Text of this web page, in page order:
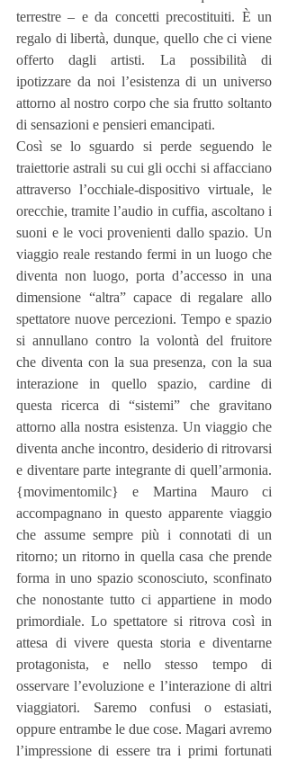
terrestre – e da concetti precostituiti. È un
regalo di libertà, dunque, quello che ci viene
offerto dagli artisti. La possibilità di
ipotizzare da noi l’esistenza di un universo
attorno al nostro corpo che sia frutto soltanto
di sensazioni e pensieri emancipati.
Così se lo sguardo si perde seguendo le
traiettorie astrali su cui gli occhi si affacciano
attraverso l’occhiale-dispositivo virtuale, le
orecchie, tramite l’audio in cuffia, ascoltano i
suoni e le voci provenienti dallo spazio. Un
viaggio reale restando fermi in un luogo che
diventa non luogo, porta d’accesso in una
dimensione “altra” capace di regalare allo
spettatore nuove percezioni. Tempo e spazio
si annullano contro la volontà del fruitore
che diventa con la sua presenza, con la sua
interazione in quello spazio, cardine di
questa ricerca di “sistemi” che gravitano
attorno alla nostra esistenza. Un viaggio che
diventa anche incontro, desiderio di ritrovarsi
e diventare parte integrante di quell’armonia.
{movimentomilc} e Martina Mauro ci
accompagnano in questo apparente viaggio
che assume sempre più i connotati di un
ritorno; un ritorno in quella casa che prende
forma in uno spazio sconosciuto, sconfinato
che nonostante tutto ci appartiene in modo
primordiale. Lo spettatore si ritrova così in
attesa di vivere questa storia e diventarne
protagonista, e nello stesso tempo di
osservare l’evoluzione e l’interazione di altri
viaggiatori. Saremo confusi o estasiati,
oppure entrambe le due cose. Magari avremo
l’impressione di essere tra i primi fortunati